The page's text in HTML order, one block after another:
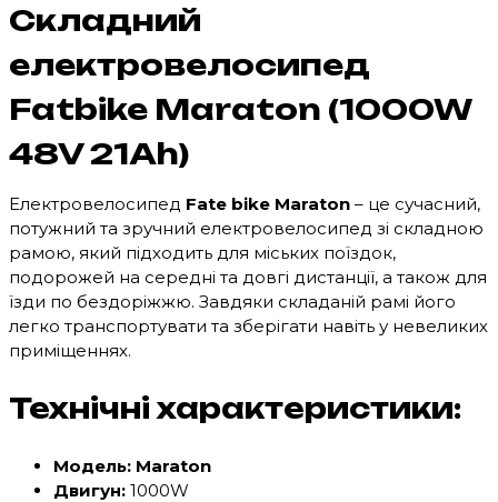
Складний
електровелосипед
Fatbike Maraton (1000W
48V 21Ah)
Електровелосипед Fate bike Maraton – це сучасний,
потужний та зручний електровелосипед зі складною
рамою, який підходить для міських поїздок,
подорожей на середні та довгі дистанції, а також для
їзди по бездоріжжю. Завдяки складаній рамі його
легко транспортувати та зберігати навіть у невеликих
приміщеннях.
Технічні характеристики:
Модель: Maraton
Двигун: 1000W